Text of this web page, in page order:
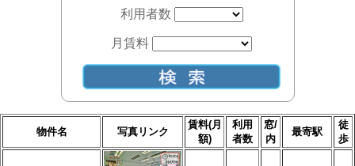
利用者数
月賃料
物件名 写真リンク
賃料(月
額)
利用
者数
窓/
内
最寄駅
徒
歩